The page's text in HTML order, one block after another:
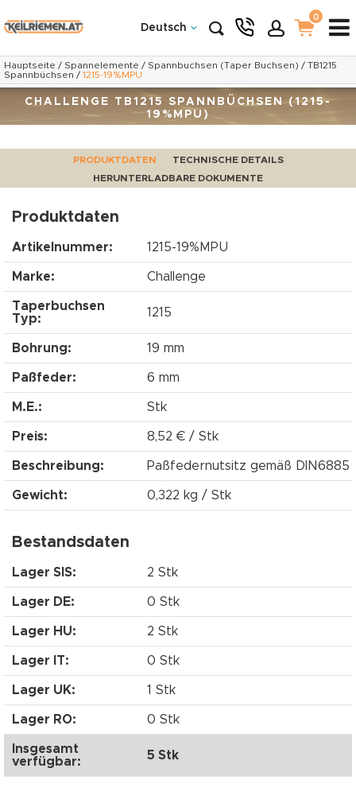
Deutsch
0
Hauptseite / Spannelemente / Spannbuchsen (Taper Buchsen) / TB1215
Spannbüchsen / 1215-19%MPU
CHALLENGE TB1215 SPANNBÜCHSEN (1215-
19%MPU)
PRODUKTDATEN
TECHNISCHE DETAILS
HERUNTERLADBARE DOKUMENTE
Produktdaten
Artikelnummer: 1215-19%MPU
Marke: Challenge
Taperbuchsen
Typ:
1215
Bohrung: 19 mm
Paßfeder: 6 mm
M.E.: Stk
Preis: 8,52 € / Stk
Beschreibung: Paßfedernutsitz gemäß DIN6885
Gewicht: 0,322 kg / Stk
Bestandsdaten
Lager SIS: 2 Stk
Lager DE: 0 Stk
Lager HU: 2 Stk
Lager IT: 0 Stk
Lager UK: 1 Stk
Lager RO: 0 Stk
Insgesamt
verfügbar:
5 Stk